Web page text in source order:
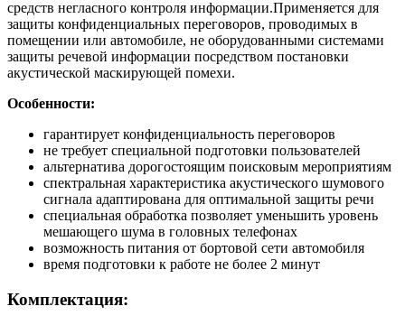
средств негласного контроля информации.Применяется для
защиты конфиденциальных переговоров, проводимых в
помещении или автомобиле, не оборудованными системами
защиты речевой информации посредством постановки
акустической маскирующей помехи.
Особенности:
гарантирует конфиденциальность переговоров
не требует специальной подготовки пользователей
альтернатива дорогостоящим поисковым мероприятиям
спектральная характеристика акустического шумового
сигнала адаптирована для оптимальной защиты речи
специальная обработка позволяет уменьшить уровень
мешающего шума в головных телефонах
возможность питания от бортовой сети автомобиля
время подготовки к работе не более 2 минут
Комплектация: